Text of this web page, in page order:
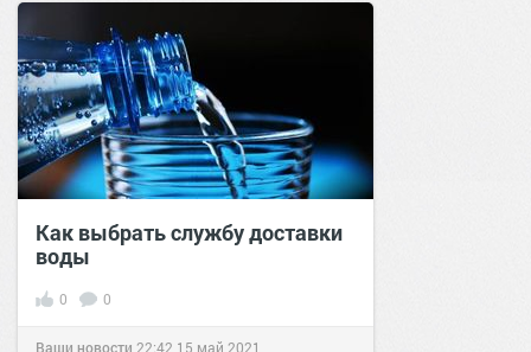
Как выбрать службу доставки
воды
0 0
Ваши новости 22:42 15 май 2021